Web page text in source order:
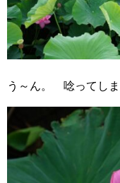
う～ん。 唸ってしま